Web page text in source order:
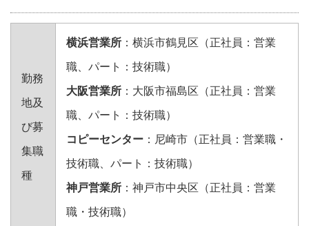
勤務
地及
び募
集職
種
横浜営業所 ：横浜市鶴見区（正社員：営業
職、パート：技術職）
大阪営業所 ：大阪市福島区（正社員：営業
職、パート：技術職）
コピーセンター ：尼崎市（正社員：営業職・
技術職、パート：技術職）
神戸営業所 ：神戸市中央区（正社員：営業
職・技術職）